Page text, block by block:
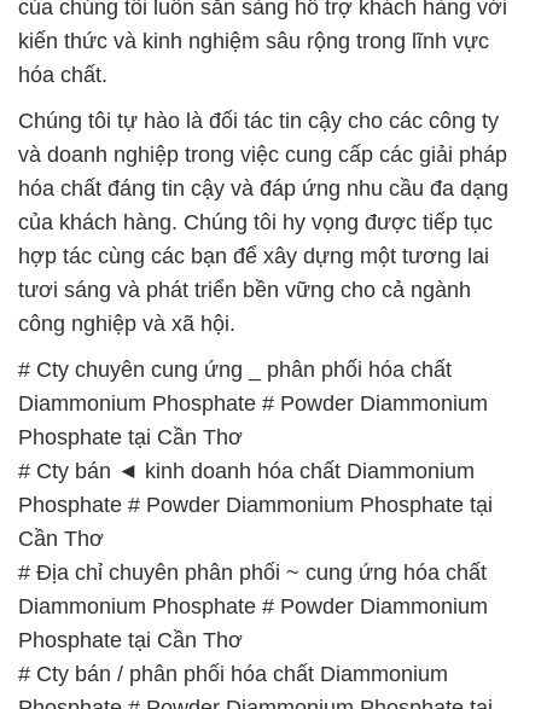
Diammonium Phosphate # Powder Diammonium
Phosphate tại Cần Thơ
# Cty bán / phân phối hóa chất Diammonium
Phosphate # Powder Diammonium Phosphate tại
Cần Thơ
# Nơi chuyên kinh doanh Ø cung cấp hóa chất
Diammonium Phosphate # Powder Diammonium
Phosphate tại Cần Thơ
# Phân phối φ cung ứng hóa chất Diammonium
Phosphate # Powder Diammonium Phosphate tại
# Đơn vị chuyên kinh doanh ♯ bán hóa chất
Diammonium Phosphate # Powder Diammonium
Phosphate tại Cần Thơ
# Cty bán ¬ cung ứng hóa chất Diammonium
Phosphate # Powder Diammonium Phosphate tại
# Cty chuyên cung cấp © phân phối hóa chất
Diammonium Phosphate # Powder Diammonium
Phosphate tại Cần Thơ
# Đơn vị chuyên bán Þ kinh doanh hóa chất